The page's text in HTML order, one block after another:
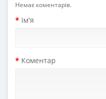
Немає коментарів.
Ім'я
Коментар